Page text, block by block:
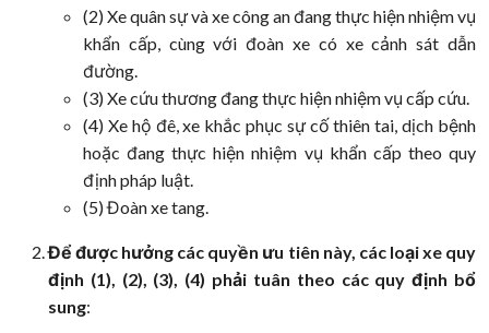
(2) Xe quân sự và xe công an đang thực hiện nhiệm vụ
khẩn cấp, cùng với đoàn xe có xe cảnh sát dẫn
đường.
(3) Xe cứu thương đang thực hiện nhiệm vụ cấp cứu.
(4) Xe hộ đê, xe khắc phục sự cố thiên tai, dịch bệnh
hoặc đang thực hiện nhiệm vụ khẩn cấp theo quy
định pháp luật.
(5) Đoàn xe tang.
Để được hưởng các quyền ưu tiên này, các loại xe quy
định (1), (2), (3), (4) phải tuân theo các quy định bổ
sung: